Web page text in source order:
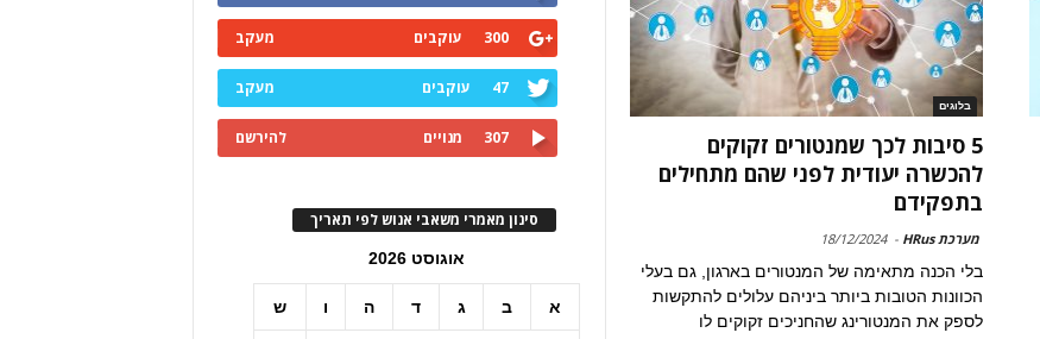
בלוגים
5 סיבות לכך שמנטורים זקוקים
להכשרה יעודית לפני שהם מתחילים
בתפקידם
מערכת HRus -
18/12/2024
בלי הכנה מתאימה של המנטורים בארגון, גם בעלי
הכוונות הטובות ביותר ביניהם עלולים להתקשות
לספק את המנטורינג שהחניכים זקוקים לו
300 עוקבים מעקב
47 עוקבים מעקב
307 מנויים להירשם
סינון מאמרי משאבי אנוש לפי תאריך
אוגוסט 2026
א ב ג ד ה ו ש